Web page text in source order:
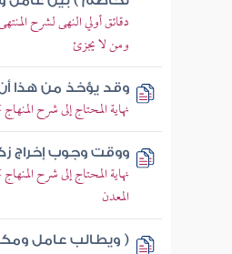
دقائق أولي النهى لشرح
ومن لا يجزئ
وقد يؤخذ من هذا أن
نهاية المحتاج إلى شرح
ووقت وجوب إخراج
نهاية المحتاج إلى شرح
المعدن
( ويطالب عامل